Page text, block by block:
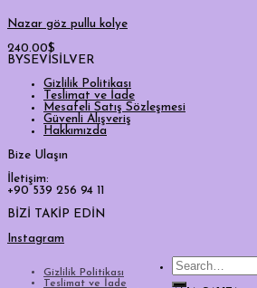
Nazar göz pullu kolye
240.00$
BYSEVİSİLVER
Gizlilik Politikası
Teslimat ve İade
Mesafeli Satış Sözleşmesi
Güvenli Alışveriş
Hakkımızda
Bize Ulaşın
İletişim:
+90 539 256 94 11
BİZİ TAKİP EDİN
Instagram
Gizlilik Politikası
Teslimat ve İade
Search
for: